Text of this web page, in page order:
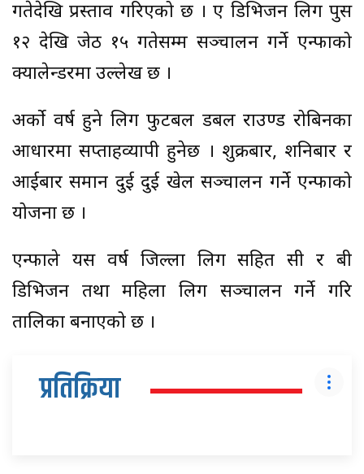
गतेदेखि प्रस्ताव गरिएको छ । ए डिभिजन लिग पुस
१२ देखि जेठ १५ गतेसम्म सञ्चालन गर्ने एन्फाको
क्यालेन्डरमा उल्लेख छ ।
अर्को वर्ष हुने लिग फुटबल डबल राउण्ड रोबिनका
आधारमा सप्ताहव्यापी हुनेछ । शुक्रबार, शनिबार र
आईबार समान दुई दुई खेल सञ्चालन गर्ने एन्फाको
योजना छ ।
एन्फाले यस वर्ष जिल्ला लिग सहित सी र बी
डिभिजन तथा महिला लिग सञ्चालन गर्ने गरि
तालिका बनाएको छ ।
प्रतिक्रिया